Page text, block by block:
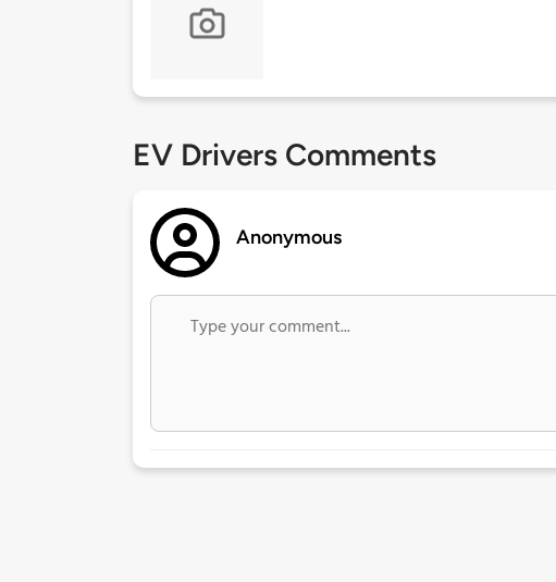
EV Drivers Comments
Anonymous